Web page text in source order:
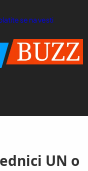
se na vesti
UN o